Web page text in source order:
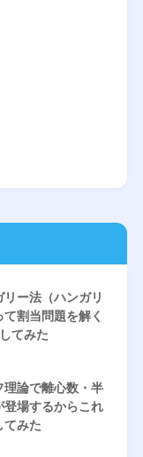
リー法（ハンガリ
割当問題を解く
てみた
理論で離心数・半
場するからこれ
てみた